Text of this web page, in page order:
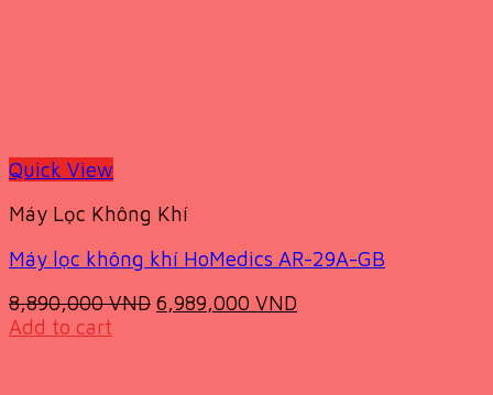
Quick View
Máy Lọc Không Khí
Máy lọc không khí HoMedics AR-29A-GB
8,890,000VND Original
6,989,000 VND
Add to cart